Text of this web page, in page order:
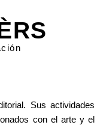
Sus actividades
con el arte y el